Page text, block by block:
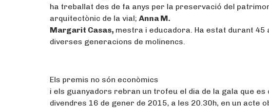
ha treballat des de fa anys per la preservació del
arquitectònic de la vial; Anna M.
Margarit Casas, mestra i educadora. Ha estat durant 45
diverses generacions de molinencs.
Els premis no són econòmics
i els guanyadors rebran un trofeu el dia de la gala que
divendres 16 de gener de 2015, a les 20.30h, en un acte